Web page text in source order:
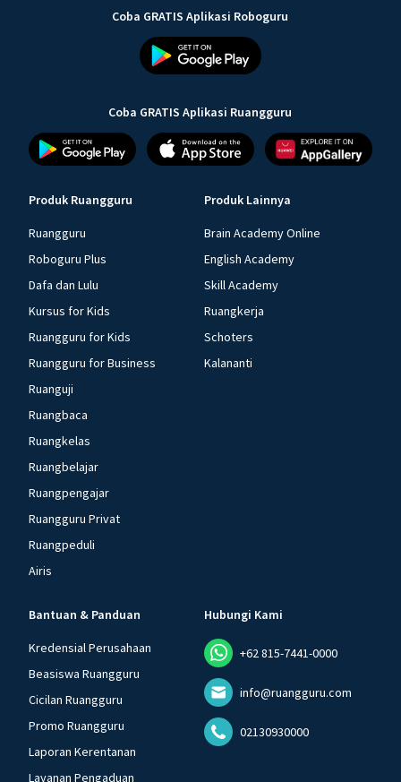
Coba GRATIS Aplikasi Roboguru
Coba GRATIS Aplikasi Ruangguru
Produk Ruangguru
Ruangguru
Roboguru Plus
Dafa dan Lulu
Kursus for Kids
Ruangguru for Kids
Ruangguru for Business
Ruanguji
Ruangbaca
Ruangkelas
Ruangbelajar
Ruangpengajar
Ruangguru Privat
Ruangpeduli
Airis
Produk Lainnya
Brain Academy Online
English Academy
Skill Academy
Ruangkerja
Schoters
Kalananti
Bantuan & Panduan
Kredensial Perusahaan
Beasiswa Ruangguru
Cicilan Ruangguru
Promo Ruangguru
Laporan Kerentanan
Layanan Pengaduan
Hubungi Kami
+62 815-7441-0000
info@ruangguru.com
02130930000